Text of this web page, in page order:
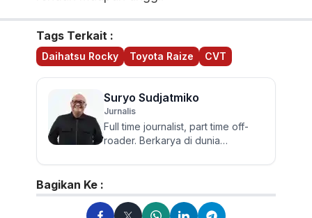
Tags Terkait :
Daihatsu Rocky Toyota Raize CVT
Suryo Sudjatmiko
Jurnalis
Full time journalist, part time off-
roader. Berkarya di dunia
Lulusan Sastra UGM ini te...
Bagikan Ke :